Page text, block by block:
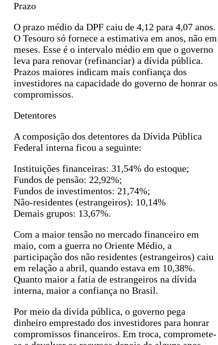
Prazo
O prazo médio da DPF caiu de 4,12 para 4,07 anos.
O Tesouro só fornece a estimativa em anos, não em
meses. Esse é o intervalo médio em que o governo
leva para renovar (refinanciar) a dívida pública.
Prazos maiores indicam mais confiança dos
investidores na capacidade do governo de honrar os
compromissos.
Detentores
A composição dos detentores da Dívida Pública
Federal interna ficou a seguinte:
Instituições financeiras: 31,54% do estoque;
Fundos de pensão: 22,92%;
Fundos de investimentos: 21,74%;
Não-residentes (estrangeiros): 10,14%
Demais grupos: 13,67%.
Com a maior tensão no mercado financeiro em
maio, com a guerra no Oriente Médio, a
participação dos não residentes (estrangeiros) caiu
em relação a abril, quando estava em 10,38%.
Quanto maior a fatia de estrangeiros na dívida
interna, maior a confiança no Brasil.
Por meio da dívida pública, o governo pega
dinheiro emprestado dos investidores para honrar
compromissos financeiros. Em troca, compromete-